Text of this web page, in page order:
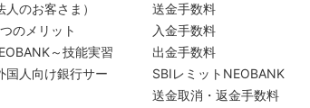
人のお客さま）
のメリット
～技能実習
国人向け銀行サー
送金手数料
入金手数料
出金手数料
SBIレミットNEOBANK
送金取消・返金手数料